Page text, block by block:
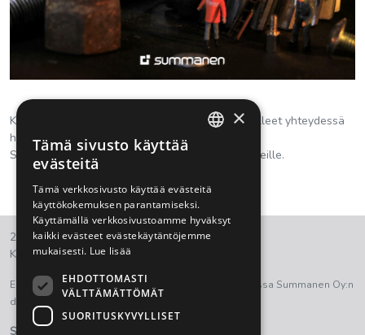
Koneistajaässän haku on päättynyt ja olemme olleet yhteydessä
hakijoihin.
Suuret kiitokset kaikille mielenkiintonsa osoittaneille.
2021 © Summanen Oy.
Kaikki oikeudet pidätetään.
Euroopan aluekehitysrahasto on ollut osana tukemassa Summanen Oy:n
digitalisaation kehittämistyötä.
Summanen Oy
×
Tämä sivusto käyttää
evästeitä
Tämä verkkosivusto käyttää evästeitä
käyttökokemuksen parantamiseksi.
Käyttämällä verkkosivustoamme hyväksyt
kaikki evästeet evästekäytäntöjemme
mukaisesti. Lue lisää
EHDOTTOMASTI
VÄLTTÄMÄTTÖMÄT
SUORITUSKYVYLLISET